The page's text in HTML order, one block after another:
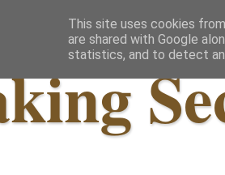
This site uses cookies
are shared with Google
statistics, and to detect